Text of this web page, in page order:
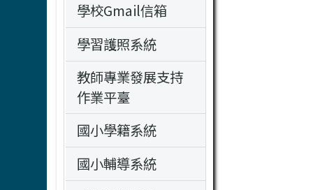
學校Gmail信箱
學習護照系統
教師專業發展支持
作業平臺
國小學籍系統
國小輔導系統